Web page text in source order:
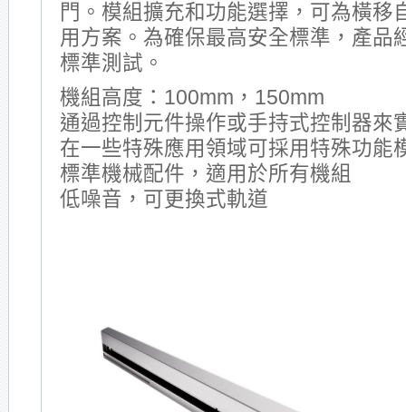
門。模組擴充和功能選擇，可為橫移
用方案。為確保最高安全標準，產品
標準測試。
機組高度：100mm，150mm
通過控制元件操作或手持式控制器來
在一些特殊應用領域可採用特殊功能
標準機械配件，適用於所有機組
低噪音，可更換式軌道